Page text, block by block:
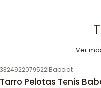
Ver
3324922079522|Babolat
Tarro Pelotas Tenis